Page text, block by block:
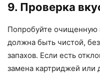
9. Проверка
Попробуйте очищенную
должна быть чистой,
запахов. Если есть
замена картриджей или